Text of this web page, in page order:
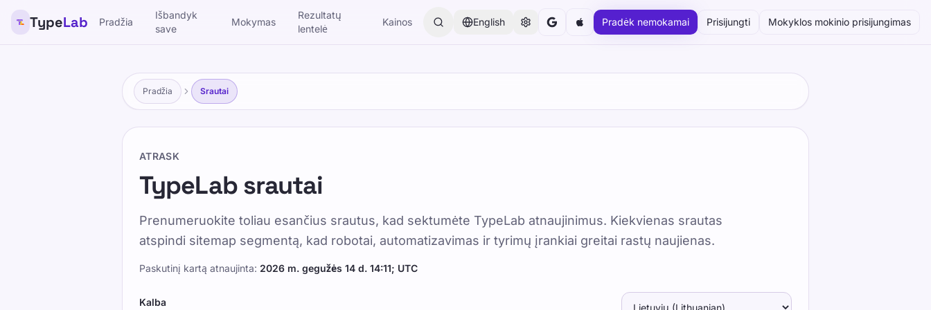
Išbandyk save
TypeLab srautai
TypeLab srautai
TypeLab Pradžia
Išbandyk
save
Mokymas
Rezultatų
lentelė
Kainos English Pradėk nemokamai Prisijungti Mokyklos mokinio prisijungimas
Pradžia Srautai
ATRASK
TypeLab srautai
Prenumeruokite toliau esančius srautus, kad sektumėte TypeLab atnaujinimus. Kiekvienas srautas
atspindi sitemap segmentą, kad robotai, automatizavimas ir tyrimų įrankiai greitai rastų naujienas.
Paskutinį kartą atnaujinta: 2026 m. gegužės 14 d. 14:11; UTC
Kalba